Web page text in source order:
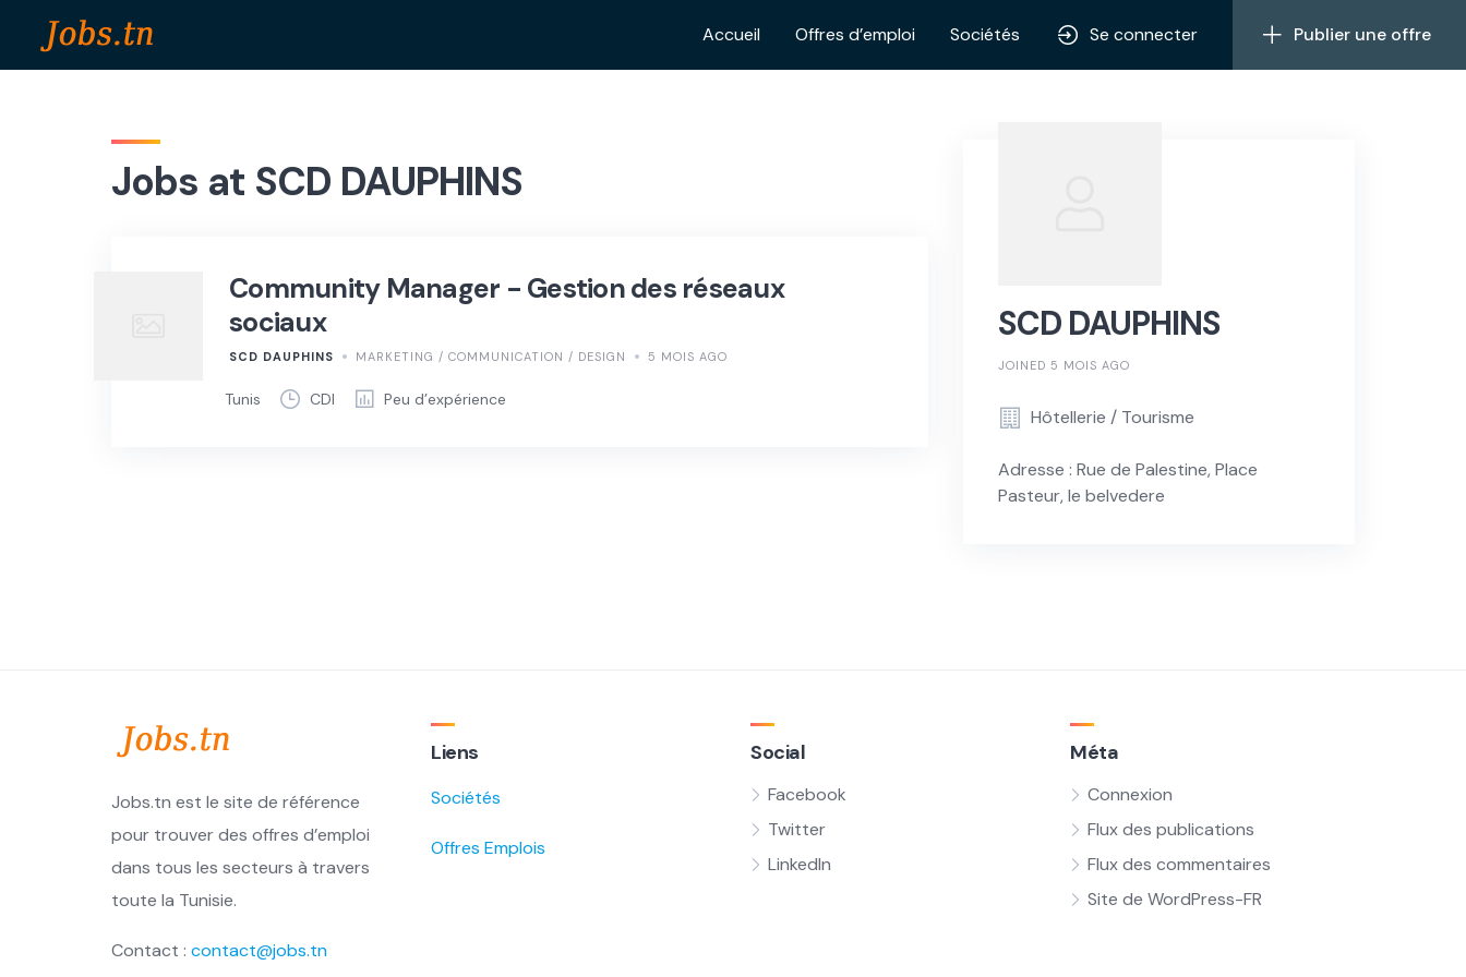
Accueil Offres d’emploi Sociétés Se connecter Publier une offre
Jobs at SCD DAUPHINS
Community Manager - Gestion des réseaux
sociaux
SCD DAUPHINS MARKETING / COMMUNICATION / DESIGN 5 MOIS AGO
Tunis CDI Peu d’expérience
SCD DAUPHINS
JOINED 5 MOIS AGO
Hôtellerie / Tourisme
Adresse : Rue de Palestine, Place
Pasteur, le belvedere
Jobs.tn est le site de référence
pour trouver des offres d’emploi
dans tous les secteurs à travers
toute la Tunisie.
Contact : contact@jobs.tn
Liens
Sociétés
Offres Emplois
Social
Facebook
Twitter
LinkedIn
Méta
Connexion
Flux des publications
Flux des commentaires
Site de WordPress-FR